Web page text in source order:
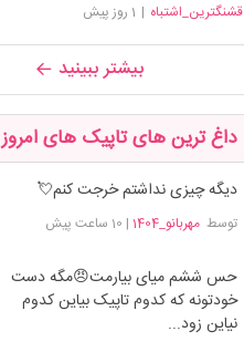
قشنگترین_اشتباه | 1 روز پیش
بیشتر ببینید
داغ ترین های تاپیک های امروز
دیگه چیزی نداشتم خرجت کنم💘
توسطمهربانو_1404 | 10 ساعت پیش
حس ششم میای بیارمت😠مگه دست
خودتونه که کدوم تاپیک بیاین کدوم
نیاین زود...